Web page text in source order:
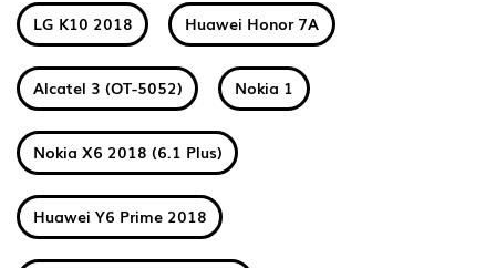
LG K10 2018 Huawei Honor 7A
Alcatel 3 (OT-5052) Nokia 1
Nokia X6 2018 (6.1 Plus)
Huawei Y6 Prime 2018